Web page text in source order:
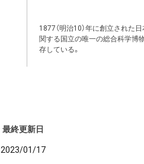
1877（明治10）年に創立された
関する国立の唯一の総合科学博
存している。
最終更新日
2023/01/17